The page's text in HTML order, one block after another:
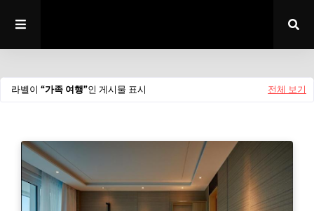
라벨이 가족 여행 인 게시물 표시 전체 보기